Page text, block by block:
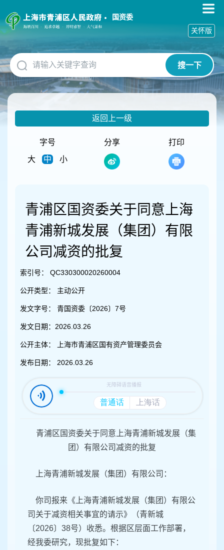
障
碍
作
说
明
跳
到
网
国资委
搜一下
关怀版
返回上一级
字号
大
中 小
分享 打印
青浦区国资委关于同意上海
青浦新城发展（集团）有限
公司减资的批复
索引号： QC330300020260004
公开类型： 主动公开
发文字号： 青国资委〔2026〕7号
发文日期： 2026.03.26
公开主体： 上海市青浦区国有资产管理委员会
发布日期： 2026.03.26
青浦区国资委关于同意上海青浦新城发展（集
团）有限公司减资的批复
上海青浦新城发展（集团）有限公司：
你司报来《上海青浦新城发展（集团）有限公
司关于减资相关事宜的请示》（青新城
〔2026〕38号）收悉。根据区层面工作部署，
经我委研究，现批复如下：